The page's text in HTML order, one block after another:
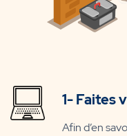
1- Faites
Afin d’en